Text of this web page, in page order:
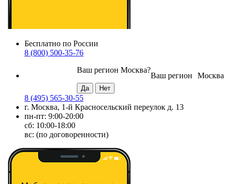
Бесплатно по России
8 (800) 500-35-76
Москва
Ваш регион
Ваш регион Москва?
8 (495) 565-30-55
г. Москва, 1-й Красносельский переулок д. 13
пн-пт: 9:00-20:00
сб: 10:00-18:00
вс: (по договоренности)